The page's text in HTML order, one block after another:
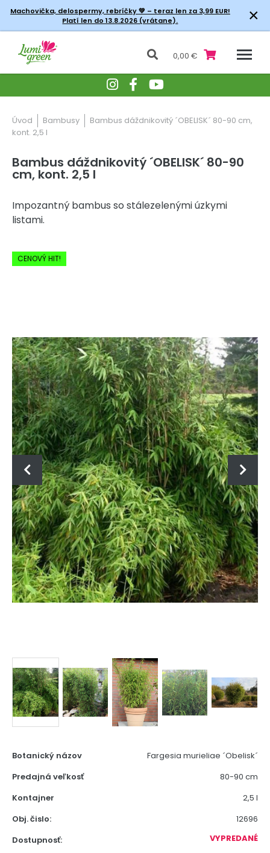
Machovička, delospermy, rebríčky💚 – teraz len za 3,99 EUR!
Platí len do 13.8.2026 (vrátane).
×
0,00 €
Úvod Bambusy
Bambus dáždnikovitý ´OBELISK´ 80-90 cm,
kont. 2,5 l
Bambus dáždnikovitý ´OBELISK´ 80-90
cm, kont. 2,5 l
Impozantný bambus so stálezelenými úzkymi
listami.
CENOVÝ HIT!
Botanický názov
Fargesia murieliae ´Obelisk´
Predajná veľkosť
80-90 cm
Kontajner
2,5 l
Obj. čislo:
12696
Dostupnosť:
VYPREDANÉ